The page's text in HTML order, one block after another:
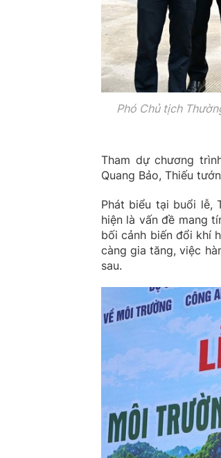
Phó Chủ tịch
Tham dự chương
Quang Bảo, Thiếu
Phát biểu tại buổi lễ,
hiện là vấn đề mang
bối cảnh biến đổi khí
càng gia tăng, việc
sau.